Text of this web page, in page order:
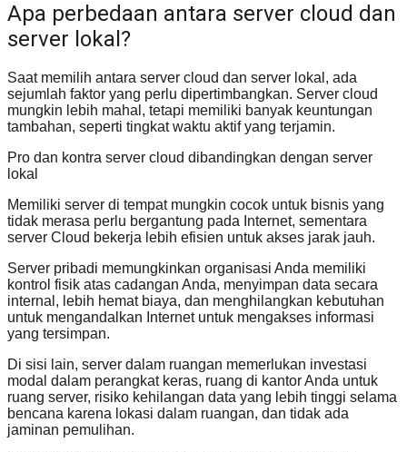
Apa perbedaan antara server cloud dan
server lokal?
Saat memilih antara server cloud dan server lokal, ada
sejumlah faktor yang perlu dipertimbangkan. Server cloud
mungkin lebih mahal, tetapi memiliki banyak keuntungan
tambahan, seperti tingkat waktu aktif yang terjamin.
Pro dan kontra server cloud dibandingkan dengan server
lokal
Memiliki server di tempat mungkin cocok untuk bisnis yang
tidak merasa perlu bergantung pada Internet, sementara
server Cloud bekerja lebih efisien untuk akses jarak jauh.
Server pribadi memungkinkan organisasi Anda memiliki
kontrol fisik atas cadangan Anda, menyimpan data secara
internal, lebih hemat biaya, dan menghilangkan kebutuhan
untuk mengandalkan Internet untuk mengakses informasi
yang tersimpan.
Di sisi lain, server dalam ruangan memerlukan investasi
modal dalam perangkat keras, ruang di kantor Anda untuk
ruang server, risiko kehilangan data yang lebih tinggi selama
bencana karena lokasi dalam ruangan, dan tidak ada
jaminan pemulihan.